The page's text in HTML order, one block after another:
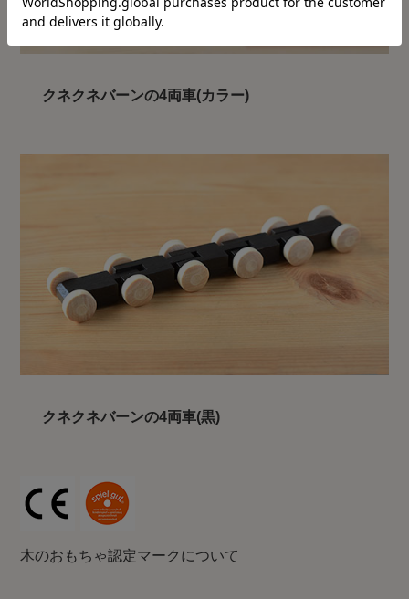
クネクネバーンの4両車(カラー)
クネクネバーンの4両車(黒)
木のおもちゃ認定マークについて